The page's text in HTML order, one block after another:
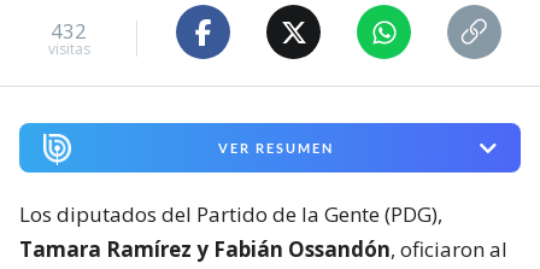
432
visitas
VER RESUMEN
Los diputados del Partido de la Gente (PDG),
Tamara Ramírez y Fabián Ossandón, oficiaron al